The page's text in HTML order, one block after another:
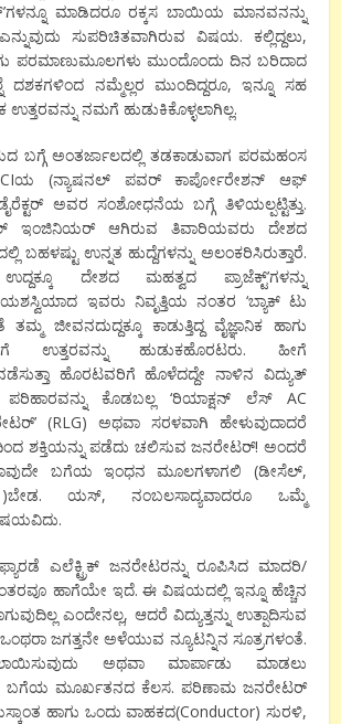
ಮಾಡಿದರೂ ರಕ್ಕಸ ಬಾಯಿಯ ಮಾನವನನ್ನು
ಎನ್ನುವುದು ಸುಪರಿಚಿತವಾಗಿರುವ ವಿಷಯ. ಕಲ್ಲಿದ್ದಲು,
ಪರಮಾಣುಮೂಲಗಳು ಮುಂದೊಂದು ದಿನ ಬರಿದಾದ
ದಶಕಗಳಿಂದ ನಮ್ಮೆಲ್ಲರ ಮುಂದಿದ್ದರೂ, ಇನ್ನೂ ಸಹ
ನಮಗೆ ಹುಡುಕಿಕೊಳ್ಳಲಾಗಿಲ್ಲ.
ಅಂತರ್ಜಾಲದಲ್ಲಿ ತಡಕಾಡುವಾಗ ಪರಮಹಂಸ
(ನ್ಯಾಷನಲ್ ಪವರ್ ಕಾರ್ಪೋರೇಶನ್ ಆಫ್
ಅವರ ಸಂಶೋಧನೆಯ ಬಗ್ಗೆ ತಿಳಿಯಲ್ಪಟ್ಟಿತ್ತು.
ಇಂಜಿನಿಯರ್ ಆಗಿರುವ ತಿವಾರಿಯವರು ದೇಶದ
ಬಹಳಷ್ಟು ಉನ್ನತ ಹುದ್ದೆಗಳನ್ನು ಅಲಂಕರಿಸಿರುತ್ತಾರೆ.
ದೇಶದ ಮಹತ್ವದ ಪ್ರಾಜೆಕ್ಟ್’ಗಳನ್ನು
ಯಶಸ್ವಿಯಾದ ಇವರು ನಿವೃತ್ತಿಯ ನಂತರ ‘ಬ್ಯಾಕ್ ಟು
ಜೀವನದುದ್ದಕ್ಕೂ ಕಾಡುತ್ತಿದ್ದ ವೈಜ್ಞಾನಿಕ ಹಾಗು
ಉತ್ತರವನ್ನು ಹುಡುಕಹೊರಟರು. ಹೀಗೆ
ಹೊರಟವರಿಗೆ ಹೊಳೆದದ್ದೇ ನಾಳಿನ ವಿದ್ಯುತ್
ಪರಿಹಾರವನ್ನು ಕೊಡಬಲ್ಲ ‘ರಿಯಾಕ್ಷನ್ ಲೆಸ್ AC
(RLG) ಅಥವಾ ಸರಳವಾಗಿ ಹೇಳುವುದಾದರೆ
ಶಕ್ತಿಯನ್ನು ಪಡೆದು ಚಲಿಸುವ ಜನರೇಟರ್! ಅಂದರೆ
ಬಗೆಯ ಇಂಧನ ಮೂಲಗಳಾಗಲಿ (ಡೀಸೆಲ್,
)ಬೇಡ. ಯಸ್, ನಂಬಲಸಾದ್ಯವಾದರೂ ಒಮ್ಮೆ
ಎಲೆಕ್ಟ್ರಿಕ್ ಜನರೇಟರನ್ನು ರೂಪಿಸಿದ ಮಾದರಿ/
ಹಾಗೆಯೇ ಇದೆ. ಈ ವಿಷಯದಲ್ಲಿ ಇನ್ನೂ ಹೆಚ್ಚಿನ
ಎಂದೇನಲ್ಲ, ಆದರೆ ವಿದ್ಯುತ್ತನ್ನು ಉತ್ಪಾದಿಸುವ
ಜಗತ್ತನೇ ಅಳೆಯುವ ನ್ಯೂಟನ್ನಿನ ಸೂತ್ರಗಳಂತೆ.
ಅಥವಾ ಮಾರ್ಪಾಡು ಮಾಡಲು
ಬಗೆಯ ಮೂರ್ಖತನದ ಕೆಲಸ. ಪರಿಣಾಮ ಜನರೇಟರ್
ಹಾಗು ಒಂದು ವಾಹಕದ(Conductor) ಸುರಳಿ,